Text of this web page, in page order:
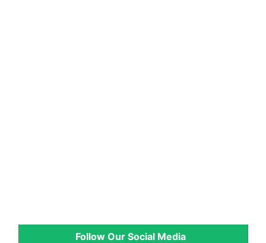
Follow Our Social Media